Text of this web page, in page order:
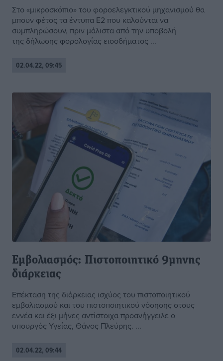
Στο «μικροσκόπιο» του φοροελεγκτικού μηχανισμού θα
μπουν φέτος τα έντυπα Ε2 που καλούνται να
συμπληρώσουν, πριν μάλιστα από την υποβολή
της δήλωσης φορολογίας εισοδήματος ...
02.04.22, 09:45
Εμβολιασμός: Πιστοποιητικό 9μηνης
διάρκειας
Επέκταση της διάρκειας ισχύος του πιστοποιητικού
εμβολιασμού και του πιστοποιητικού νόσησης στους
εννέα και έξι μήνες αντίστοιχα προανήγγειλε ο
υπουργός Υγείας, Θάνος Πλεύρης. ...
02.04.22, 09:44